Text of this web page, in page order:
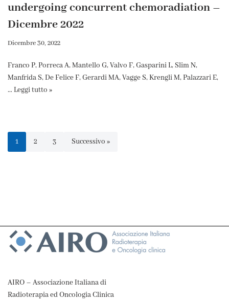
undergoing concurrent chemoradiation –
Dicembre 2022
Dicembre 30, 2022
Franco P, Porreca A, Mantello G, Valvo F, Gasparini L, Slim N,
Manfrida S, De Felice F, Gerardi MA, Vagge S, Krengli M, Palazzari E,
… Leggi tutto »
1 2 3 Successivo »
AIRO – Associazione Italiana di
Radioterapia ed Oncologia Clinica